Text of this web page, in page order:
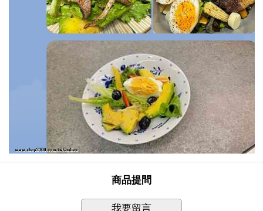
商品提問
我要留言